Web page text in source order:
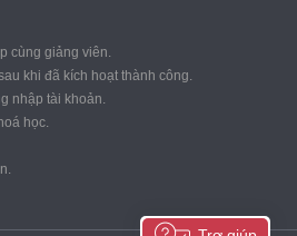
cùng giảng viên.
khi đã kích hoạt thành công.
nhập tài khoản.
học.